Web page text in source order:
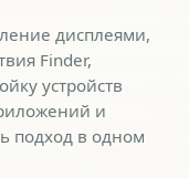
дисплеями,
Finder,
устройств
и
подход в одном